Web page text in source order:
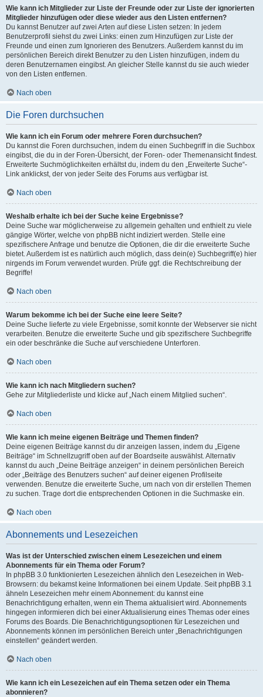
Wie kann ich Mitglieder zur Liste der Freunde oder zur Liste der ignorierten
Mitglieder hinzufügen oder diese wieder aus den Listen entfernen?
Du kannst Benutzer auf zwei Arten auf diese Listen setzen: In jedem
Benutzerprofil siehst du zwei Links: einen zum Hinzufügen zur Liste der
Freunde und einen zum Ignorieren des Benutzers. Außerdem kannst du im
persönlichen Bereich direkt Benutzer zu den Listen hinzufügen, indem du
deren Benutzernamen eingibst. An gleicher Stelle kannst du sie auch wieder
von den Listen entfernen.
Nach oben
Die Foren durchsuchen
Wie kann ich ein Forum oder mehrere Foren durchsuchen?
Du kannst die Foren durchsuchen, indem du einen Suchbegriff in die Suchbox
eingibst, die du in der Foren-Übersicht, der Foren- oder Themenansicht findest.
Erweiterte Suchmöglichkeiten erhältst du, indem du den „Erweiterte Suche“-
Link anklickst, der von jeder Seite des Forums aus verfügbar ist.
Nach oben
Weshalb erhalte ich bei der Suche keine Ergebnisse?
Deine Suche war möglicherweise zu allgemein gehalten und enthielt zu viele
gängige Wörter, welche von phpBB nicht indiziert werden. Stelle eine
spezifischere Anfrage und benutze die Optionen, die dir die erweiterte Suche
bietet. Außerdem ist es natürlich auch möglich, dass dein(e) Suchbegriff(e) hier
nirgends im Forum verwendet wurden. Prüfe ggf. die Rechtschreibung der
Begriffe!
Nach oben
Warum bekomme ich bei der Suche eine leere Seite?
Deine Suche lieferte zu viele Ergebnisse, somit konnte der Webserver sie nicht
verarbeiten. Benutze die erweiterte Suche und gib spezifischere Suchbegriffe
ein oder beschränke die Suche auf verschiedene Unterforen.
Nach oben
Wie kann ich nach Mitgliedern suchen?
Gehe zur Mitgliederliste und klicke auf „Nach einem Mitglied suchen“.
Nach oben
Wie kann ich meine eigenen Beiträge und Themen finden?
Deine eigenen Beiträge kannst du dir anzeigen lassen, indem du „Eigene
Beiträge“ im Schnellzugriff oben auf der Boardseite auswählst. Alternativ
kannst du auch „Deine Beiträge anzeigen“ in deinem persönlichen Bereich
oder „Beiträge des Benutzers suchen“ auf deiner eigenen Profilseite
verwenden. Benutze die erweiterte Suche, um nach von dir erstellen Themen
zu suchen. Trage dort die entsprechenden Optionen in die Suchmaske ein.
Nach oben
Abonnements und Lesezeichen
Was ist der Unterschied zwischen einem Lesezeichen und einem
Abonnements für ein Thema oder Forum?
In phpBB 3.0 funktionierten Lesezeichen ähnlich den Lesezeichen in Web-
Browsern: du bekamst keine Informationen bei einem Update. Seit phpBB 3.1
ähneln Lesezeichen mehr einem Abonnement: du kannst eine
Benachrichtigung erhalten, wenn ein Thema aktualisiert wird. Abonnements
hingegen informieren dich bei einer Aktualisierung eines Themas oder eines
Forums des Boards. Die Benachrichtigungsoptionen für Lesezeichen und
Abonnements können im persönlichen Bereich unter „Benachrichtigungen
einstellen“ geändert werden.
Nach oben
Wie kann ich ein Lesezeichen auf ein Thema setzen oder ein Thema
abonnieren?